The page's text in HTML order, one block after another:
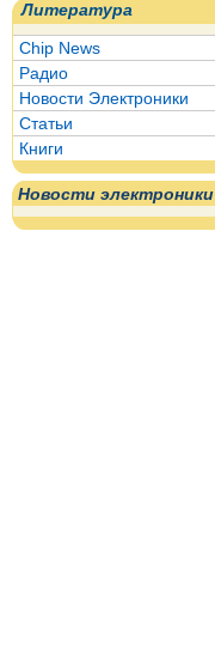
Литература
Chip News
Радио
Новости Электроники
Статьи
Книги
Новости электроники